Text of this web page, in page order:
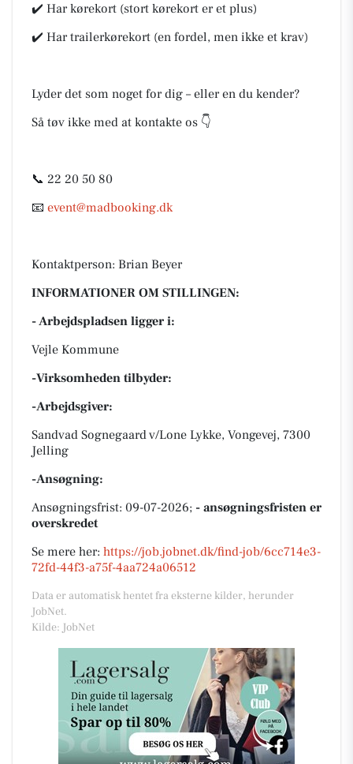
✔️ Har kørekort (stort kørekort er et plus)
✔️ Har trailerkørekort (en fordel, men ikke et krav)
Lyder det som noget for dig – eller en du kender?
Så tøv ikke med at kontakte os 👇
📞 22 20 50 80
📧 event@madbooking.dk
Kontaktperson: Brian Beyer
INFORMATIONER OM STILLINGEN:
- Arbejdspladsen ligger i:
Vejle Kommune
-Virksomheden tilbyder:
-Arbejdsgiver:
Sandvad Sognegaard v/Lone Lykke, Vongevej, 7300
Jelling
-Ansøgning:
Ansøgningsfrist: 09-07-2026; - ansøgningsfristen er
overskredet
Se mere her: https://job.jobnet.dk/find-job/6cc714e3-
72fd-44f3-a75f-4aa724a06512
Data er automatisk hentet fra eksterne kilder, herunder
JobNet.
Kilde: JobNet